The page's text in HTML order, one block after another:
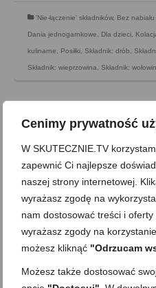
Cenimy prywatność
W SKUTECZNIE.TV
zapewnić Ci najlepsze
naszej strony internetowej.
wyrażasz zgodę na
nam dostosować treści i
wyrażasz zgody na
możesz kliknąć "Odrzucam
Możesz także dostosować
'Nie-łączenie' składników, Bez
Dania jednogarnkowe, Dla dzieci,
kulinarne, Posiłki, Składnik: drób,
Składnik: wieprzowina, Składnik: